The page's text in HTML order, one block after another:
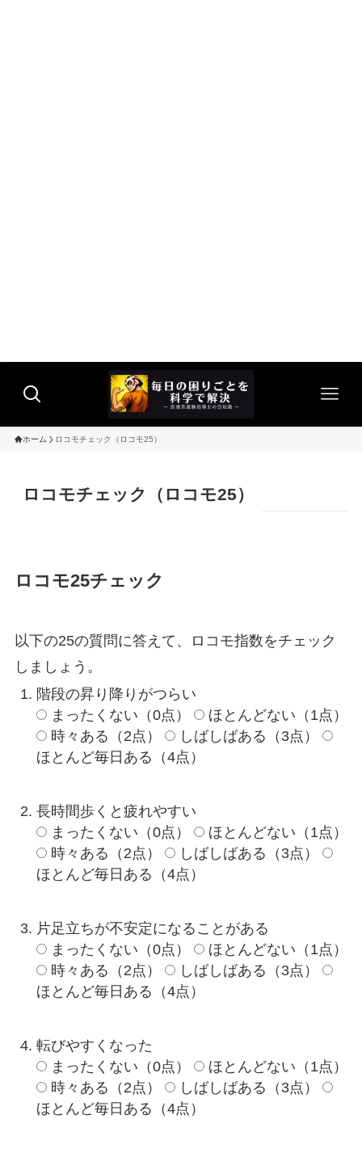
ホーム ロコモチェック（ロコモ25）
ロコモチェック（ロコモ25）
ロコモ25チェック
以下の25の質問に答えて、ロコモ指数をチェック
しましょう。
階段の昇り降りがつらい
まったくない（0点）
ほとんどない（1点）
時々ある（2点）
しばしばある（3点）
ほとんど毎日ある（4点）
長時間歩くと疲れやすい
まったくない（0点）
ほとんどない（1点）
時々ある（2点）
しばしばある（3点）
ほとんど毎日ある（4点）
片足立ちが不安定になることがある
まったくない（0点）
ほとんどない（1点）
時々ある（2点）
しばしばある（3点）
ほとんど毎日ある（4点）
転びやすくなった
まったくない（0点）
ほとんどない（1点）
時々ある（2点）
しばしばある（3点）
ほとんど毎日ある（4点）